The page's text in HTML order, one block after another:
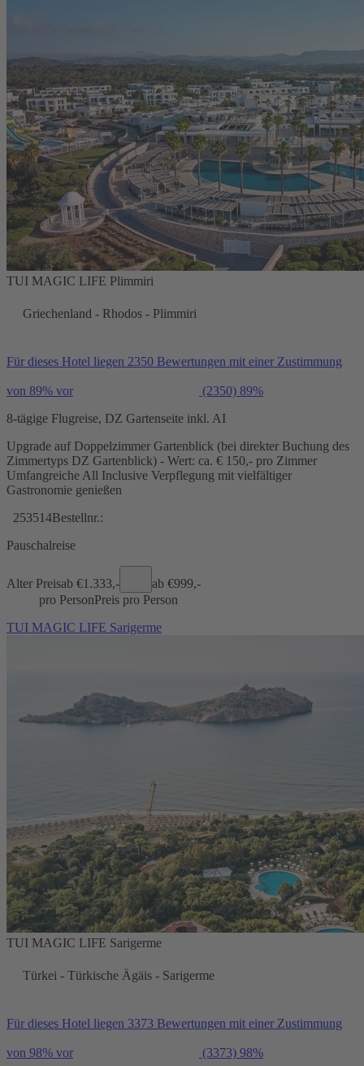
TUI MAGIC LIFE Plimmiri
Griechenland - Rhodos - Plimmiri
Für dieses Hotel liegen 2350 Bewertungen mit einer Zustimmung
von 89% vor (2350) 89%
8-tägige Flugreise, DZ Gartenseite inkl. AI
Upgrade auf Doppelzimmer Gartenblick (bei direkter Buchung des
Zimmertyps DZ Gartenblick) - Wert: ca. € 150,- pro Zimmer
Umfangreiche All Inclusive Verpflegung mit vielfältiger
Gastronomie genießen
253514Bestellnr.:
Pauschalreise
Alter Preisab €1.333,- ab €999,-
pro PersonPreis pro Person
TUI MAGIC LIFE Sarigerme
TUI MAGIC LIFE Sarigerme
Türkei - Türkische Ägäis - Sarigerme
Für dieses Hotel liegen 3373 Bewertungen mit einer Zustimmung
von 98% vor (3373) 98%